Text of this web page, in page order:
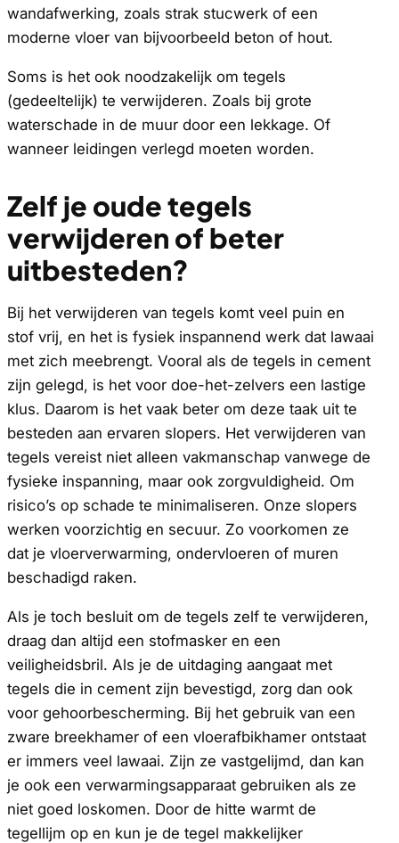
wandafwerking, zoals strak stucwerk of een
moderne vloer van bijvoorbeeld beton of hout.
Soms is het ook noodzakelijk om tegels
(gedeeltelijk) te verwijderen. Zoals bij grote
waterschade in de muur door een lekkage. Of
wanneer leidingen verlegd moeten worden.
Zelf je oude tegels
verwijderen of beter
uitbesteden?
Bij het verwijderen van tegels komt veel puin en
stof vrij, en het is fysiek inspannend werk dat lawaai
met zich meebrengt. Vooral als de tegels in cement
zijn gelegd, is het voor doe-het-zelvers een lastige
klus. Daarom is het vaak beter om deze taak uit te
besteden aan ervaren slopers. Het verwijderen van
tegels vereist niet alleen vakmanschap vanwege de
fysieke inspanning, maar ook zorgvuldigheid. Om
risico’s op schade te minimaliseren. Onze slopers
werken voorzichtig en secuur. Zo voorkomen ze
dat je vloerverwarming, ondervloeren of muren
beschadigd raken.
Als je toch besluit om de tegels zelf te verwijderen,
draag dan altijd een stofmasker en een
veiligheidsbril. Als je de uitdaging aangaat met
tegels die in cement zijn bevestigd, zorg dan ook
voor gehoorbescherming. Bij het gebruik van een
zware breekhamer of een vloerafbikhamer ontstaat
er immers veel lawaai. Zijn ze vastgelijmd, dan kan
je ook een verwarmingsapparaat gebruiken als ze
niet goed loskomen. Door de hitte warmt de
tegellijm op en kun je de tegel makkelijker